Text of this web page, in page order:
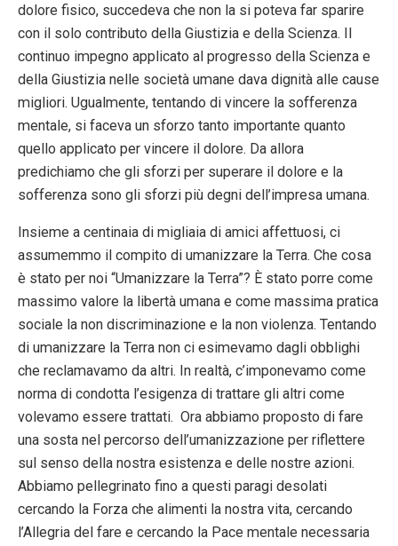
dolore fisico, succedeva che non la si poteva far sparire
con il solo contributo della Giustizia e della Scienza. Il
continuo impegno applicato al progresso della Scienza e
della Giustizia nelle società umane dava dignità alle cause
migliori. Ugualmente, tentando di vincere la sofferenza
mentale, si faceva un sforzo tanto importante quanto
quello applicato per vincere il dolore. Da allora
predichiamo che gli sforzi per superare il dolore e la
sofferenza sono gli sforzi più degni dell’impresa umana.
Insieme a centinaia di migliaia di amici affettuosi, ci
assumemmo il compito di umanizzare la Terra. Che cosa
è stato per noi “Umanizzare la Terra”? È stato porre come
massimo valore la libertà umana e come massima pratica
sociale la non discriminazione e la non violenza. Tentando
di umanizzare la Terra non ci esimevamo dagli obblighi
che reclamavamo da altri. In realtà, c’imponevamo come
norma di condotta l’esigenza di trattare gli altri come
volevamo essere trattati. Ora abbiamo proposto di fare
una sosta nel percorso dell’umanizzazione per riflettere
sul senso della nostra esistenza e delle nostre azioni.
Abbiamo pellegrinato fino a questi paragi desolati
cercando la Forza che alimenti la nostra vita, cercando
l’Allegria del fare e cercando la Pace mentale necessaria